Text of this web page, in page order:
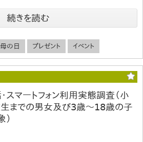
続きを読む
母の日 プレゼント イベント
マートフォン利用実態調査（小
までの男女及び3歳～18歳の子